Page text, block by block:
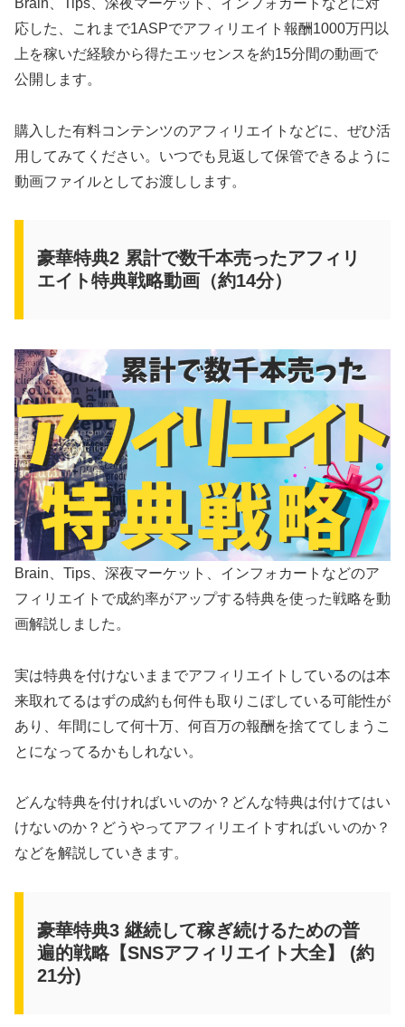
応した、これまで1ASPでアフィリエイト報酬1000万円以
上を稼いだ経験から得たエッセンスを約15分間の動画で
公開します。
購入した有料コンテンツのアフィリエイトなどに、ぜひ活
用してみてください。いつでも見返して保管できるように
動画ファイルとしてお渡しします。
豪華特典2 累計で数千本売ったアフィリ
エイト特典戦略動画（約14分）
Brain、Tips、深夜マーケット、インフォカートなどのア
フィリエイトで成約率がアップする特典を使った戦略を動
画解説しました。
実は特典を付けないままでアフィリエイトしているのは本
来取れてるはずの成約も何件も取りこぼしている可能性が
あり、年間にして何十万、何百万の報酬を捨ててしまうこ
とになってるかもしれない。
どんな特典を付ければいいのか？どんな特典は付けてはい
けないのか？どうやってアフィリエイトすればいいのか？
などを解説していきます。
豪華特典3 継続して稼ぎ続けるための普
遍的戦略【SNSアフィリエイト大全】 (約
21分)